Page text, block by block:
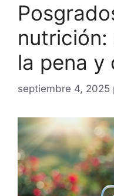
nutrición:
la pena y
septiembre 4, 2025